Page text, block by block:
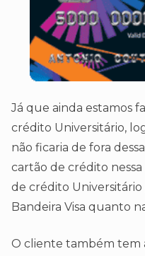
Já que ainda estamos
crédito Universitário,
não ficaria de fora
cartão de crédito
de crédito
Bandeira Visa quanto
O cliente também tem